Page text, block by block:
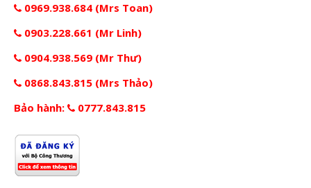
0969.938.684 (Mrs Toan)
0903.228.661 (Mr Linh)
0904.938.569 (Mr Thư)
0868.843.815 (Mrs Thảo)
Bảo hành:
0777.843.815